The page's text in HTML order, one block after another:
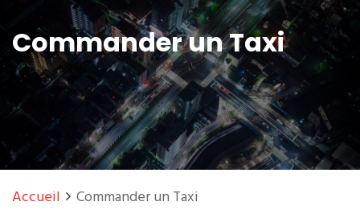
Commander un Taxi
Accueil Commander un Taxi